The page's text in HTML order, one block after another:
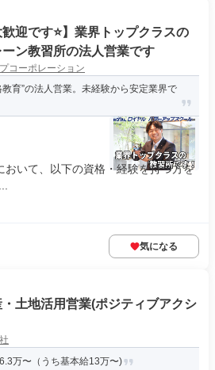
迎です⭐】業界トップクラスの
ン教習所の法人営業です
コーポレーション
育”の法人営業。未経験から安定業界で
おいて、以下の資格・経験を持つ方を
気になる
土地活用営業(ポジティブアクシ
万〜（うち基本給13万〜)